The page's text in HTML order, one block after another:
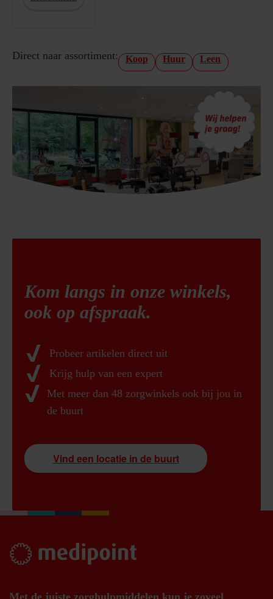
Direct naar assortiment: Koop Huur Leen
Kom langs in onze winkels,
ook op afspraak.
Probeer artikelen direct uit
Krijg hulp van een expert
Met meer dan 48 zorgwinkels ook bij jou in
de buurt
Vind een locatie in de buurt